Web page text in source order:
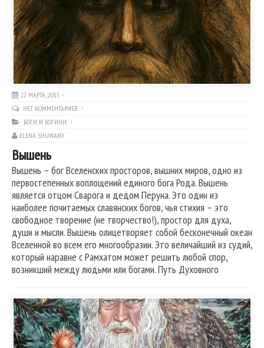
22 МАРТА, 2015
НЕТ КОММЕНТАРИЕВ
БОГИ И БОГИНИ
ELENA SHUWANY
Вышень
Вышень – бог Вселенских просторов, вышних миров, одно из
первостепенных воплощений единого бога Рода. Вышень
является отцом Сварога и дедом Перуна. Это один из
наиболее почитаемых славянских богов, чья стихия – это
свободное творение (не творчество!), простор для духа,
души и мысли. Вышень олицетворяет собой бесконечный океан
Вселенной во всем его многообразии. Это величайший из судий,
который наравне с Рамхатом может решить любой спор,
возникший между людьми или богами. Путь Духовного